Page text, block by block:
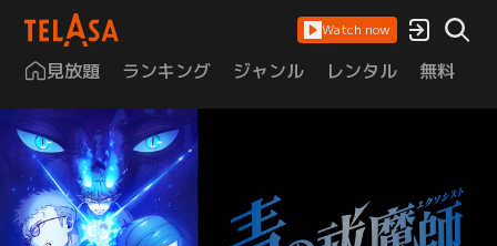
Watch now
見放題 ランキング ジャンル レンタル 無料